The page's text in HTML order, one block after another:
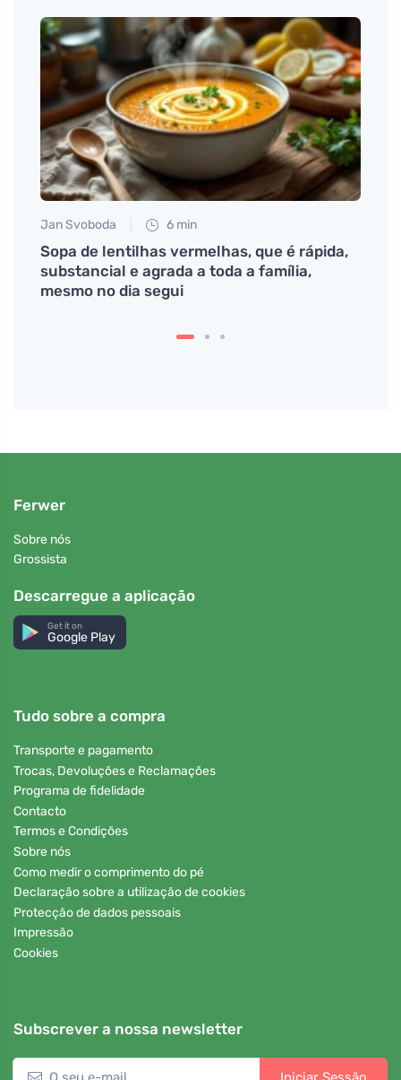
Jan Svoboda 6 min
Sopa de lentilhas vermelhas, que é rápida,
substancial e agrada a toda a família,
mesmo no dia segui
Ferwer
Sobre nós
Grossista
Descarregue a aplicação
Get it on
Google Play
Tudo sobre a compra
Transporte e pagamento
Trocas, Devoluções e Reclamações
Programa de fidelidade
Contacto
Termos e Condições
Sobre nós
Como medir o comprimento do pé
Declaração sobre a utilização de cookies
Protecção de dados pessoais
Impressão
Cookies
Subscrever a nossa newsletter